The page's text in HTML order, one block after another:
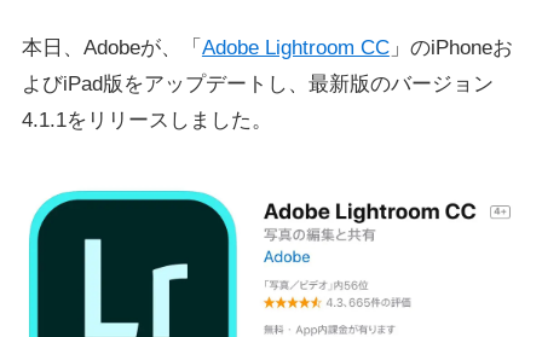
本日、Adobeが、「 Adobe Lightroom CC」のiPhoneお
よびiPad版をアップデートし、最新版のバージョン
4.1.1をリリースしました。